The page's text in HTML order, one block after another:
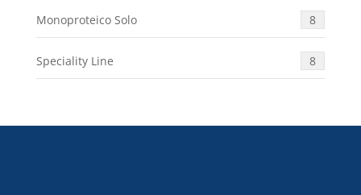
Monoproteico Solo 8
Speciality Line 8